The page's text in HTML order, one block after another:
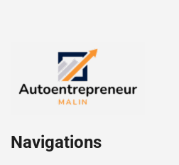
Navigations